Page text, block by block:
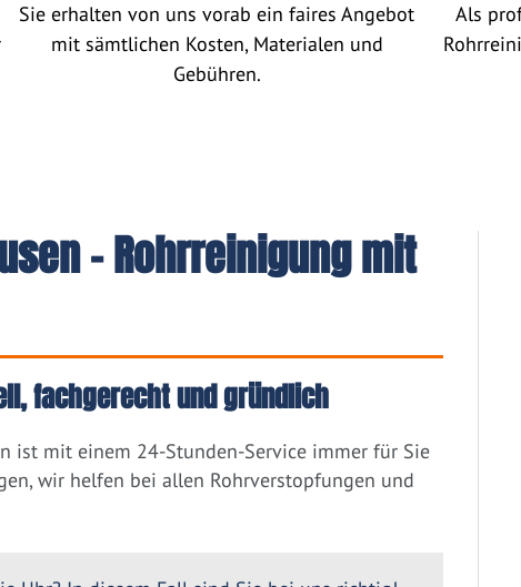
Sie erhalten von uns vorab ein faires Angebot
mit sämtlichen Kosten, Materialen und
Gebühren.
Als
- Rohrreinigung mit
fachgerecht und gründlich
ist mit einem 24-Stunden-Service immer für Sie
wir helfen bei allen Rohrverstopfungen und